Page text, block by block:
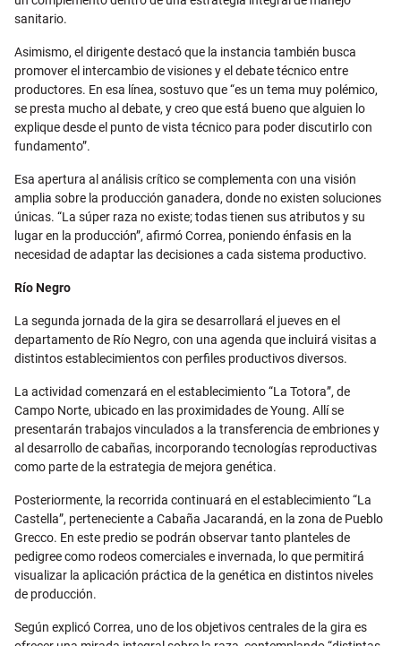
sanitario.
Asimismo, el dirigente destacó que la instancia también busca
promover el intercambio de visiones y el debate técnico entre
productores. En esa línea, sostuvo que “es un tema muy polémico,
se presta mucho al debate, y creo que está bueno que alguien lo
explique desde el punto de vista técnico para poder discutirlo con
fundamento”.
Esa apertura al análisis crítico se complementa con una visión
amplia sobre la producción ganadera, donde no existen soluciones
únicas. “La súper raza no existe; todas tienen sus atributos y su
lugar en la producción”, afirmó Correa, poniendo énfasis en la
necesidad de adaptar las decisiones a cada sistema productivo.
Río Negro
La segunda jornada de la gira se desarrollará el jueves en el
departamento de Río Negro, con una agenda que incluirá visitas a
distintos establecimientos con perfiles productivos diversos.
La actividad comenzará en el establecimiento “La Totora”, de
Campo Norte, ubicado en las proximidades de Young. Allí se
presentarán trabajos vinculados a la transferencia de embriones y
al desarrollo de cabañas, incorporando tecnologías reproductivas
como parte de la estrategia de mejora genética.
Posteriormente, la recorrida continuará en el establecimiento “La
Castella”, perteneciente a Cabaña Jacarandá, en la zona de Pueblo
Grecco. En este predio se podrán observar tanto planteles de
pedigree como rodeos comerciales e invernada, lo que permitirá
visualizar la aplicación práctica de la genética en distintos niveles
de producción.
Según explicó Correa, uno de los objetivos centrales de la gira es